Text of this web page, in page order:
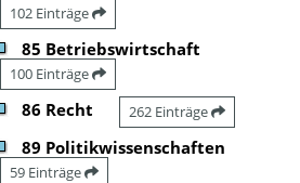
102 Einträge
85 Betriebswirtschaft
100 Einträge
86 Recht 262 Einträge
89 Politikwissenschaften
59 Einträge